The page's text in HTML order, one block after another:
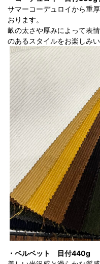
サマーコーデュロイから重
おります。
畝の太さや厚みによって表
のあるスタイルをお楽しみい
・ベルベット
目付440g